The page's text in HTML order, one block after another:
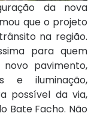
da nova
que o projeto
na região.
para quem
pavimento,
e iluminação,
possível da via,
Bate Facho. Não